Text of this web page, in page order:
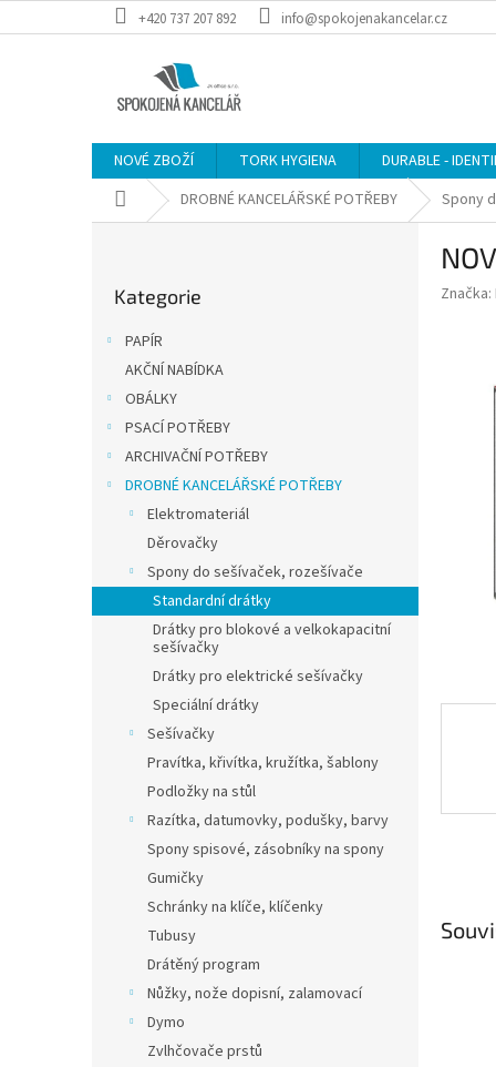
na
+420 737 207 892 info@spokojenakancelar.cz
NOVÉ ZBOŽÍ TORK HYGIENA DURABLE -
Domů DROBNÉ KANCELÁŘSKÉ POTŘEBY Spony
kategorie
Kategorie
PAPÍR
AKČNÍ NABÍDKA
OBÁLKY
PSACÍ POTŘEBY
ARCHIVAČNÍ POTŘEBY
DROBNÉ KANCELÁŘSKÉ POTŘEBY
Elektromateriál
Děrovačky
Spony do sešívaček, rozešívače
Standardní drátky
Drátky pro blokové a velkokapacitní
sešívačky
Drátky pro elektrické sešívačky
Speciální drátky
Sešívačky
Pravítka, křivítka, kružítka, šablony
Podložky na stůl
Razítka, datumovky, podušky, barvy
Spony spisové, zásobníky na spony
Gumičky
Schránky na klíče, klíčenky
Tubusy
Drátěný program
Nůžky, nože dopisní, zalamovací
Dymo
Zvlhčovače prstů
Značka: